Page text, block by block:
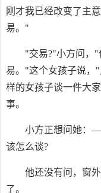
刚才我已经改变了主
易。"
"交易?"小方问，
易。"这个女孩子说，
样的女孩子谈一件大
事。
小方正想问她：
该怎么谈?
他还没有问，窗
了。